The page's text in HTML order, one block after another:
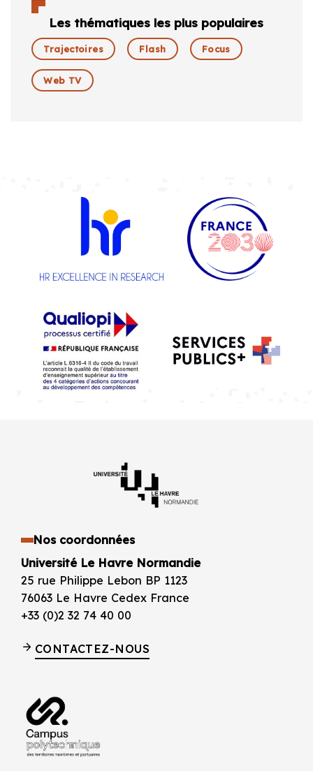
Les thématiques les plus populaires
Trajectoires Flash Focus
Web TV
Nos coordonnées
Université Le Havre Normandie
25 rue Philippe Lebon BP 1123
76063 Le Havre Cedex France
+33 (0)2 32 74 40 00
CONTACTEZ-NOUS